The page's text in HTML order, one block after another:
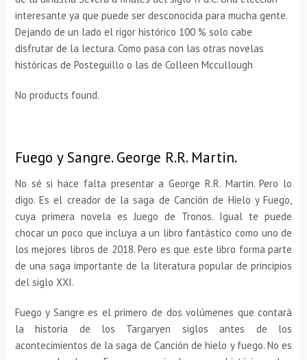
interesante ya que puede ser desconocida para mucha gente.
Dejando de un lado el rigor histórico 100 % solo cabe
disfrutar de la lectura. Como pasa con las otras novelas
históricas de Posteguillo o las de Colleen Mccullough
No products found.
Fuego y Sangre. George R.R. Martin.
No sé si hace falta presentar a George R.R. Martin. Pero lo
digo. Es el creador de la saga de Canción de Hielo y Fuego,
cuya primera novela es Juego de Tronos. Igual te puede
chocar un poco que incluya a un libro fantástico como uno de
los mejores libros de 2018. Pero es que este libro forma parte
de una saga importante de la literatura popular de principios
del siglo XXI.
Fuego y Sangre es el primero de dos volúmenes que contará
la historia de los Targaryen siglos antes de los
acontecimientos de la saga de Canción de hielo y fuego. No es